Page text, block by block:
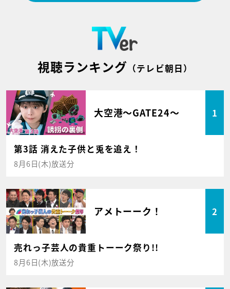
視聴ランキング （テレビ朝日）
大空港～GATE24～ 1
第3話 消えた子供と兎を追え！
8月6日(木)放送分
アメトーーク！ 2
売れっ子芸人の貴重トーーク祭り!!
8月6日(木)放送分